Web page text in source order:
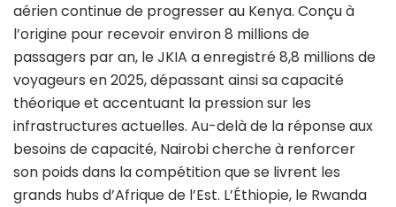
aérien continue de progresser au Kenya. Conçu à
l’origine pour recevoir environ 8 millions de
passagers par an, le JKIA a enregistré 8,8 millions de
voyageurs en 2025, dépassant ainsi sa capacité
théorique et accentuant la pression sur les
infrastructures actuelles. Au-delà de la réponse aux
besoins de capacité, Nairobi cherche à renforcer
son poids dans la compétition que se livrent les
grands hubs d’Afrique de l’Est. L’Éthiopie, le Rwanda